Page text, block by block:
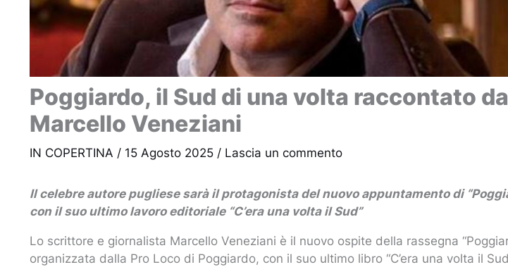
Poggiardo, il Sud di una volta raccontato da
Marcello Veneziani
IN COPERTINA / 15 Agosto 2025 / Lascia un commento
Il celebre autore pugliese sarà il protagonista del nuovo appuntamento di
con il suo ultimo lavoro editoriale “C’era una volta il Sud”
Lo scrittore e giornalista Marcello Veneziani è il nuovo ospite della rassegna
organizzata dalla Pro Loco di Poggiardo, con il suo ultimo libro “C’era una volta il